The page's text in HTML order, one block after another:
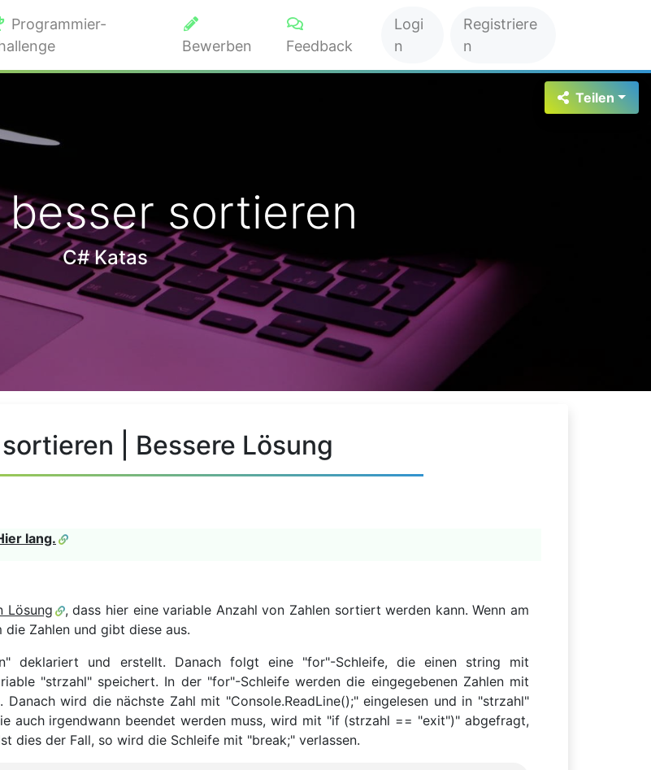
Programmier-
Bewerben Feedback
Logi
n
Registriere
n
Teilen
sortieren
C# Katas
| Bessere Lösung
lang.
Lösung
, dass hier eine variable Anzahl von Zahlen sortiert werden kann. Wenn am
Zahlen und gibt diese aus.
deklariert und erstellt. Danach folgt eine "for"-Schleife, die einen string mit
"strzahl" speichert. In der "for"-Schleife werden die eingegebenen Zahlen mit
wird die nächste Zahl mit "Console.ReadLine();" eingelesen und in "strzahl"
auch irgendwann beendet werden muss, wird mit "if (strzahl == "exit")" abgefragt,
dies der Fall, so wird die Schleife mit "break;" verlassen.